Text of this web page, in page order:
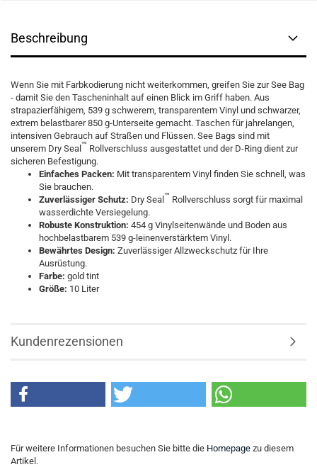
Beschreibung
Wenn Sie mit Farbkodierung nicht weiterkommen, greifen Sie zur See Bag
- damit Sie den Tascheninhalt auf einen Blick im Griff haben. Aus
strapazierfähigem, 539 g schwerem, transparentem Vinyl und schwarzer,
extrem belastbarer 850 g-Unterseite gemacht. Taschen für jahrelangen,
intensiven Gebrauch auf Straßen und Flüssen. See Bags sind mit
unserem Dry Seal ™ Rollverschluss ausgestattet und der D-Ring dient zur
sicheren Befestigung.
Einfaches Packen: Mit transparentem Vinyl finden Sie schnell, was
Sie brauchen.
Zuverlässiger Schutz: Dry Seal ™ Rollverschluss sorgt für maximal
wasserdichte Versiegelung.
Robuste Konstruktion: 454 g Vinylseitenwände und Boden aus
hochbelastbarem 539 g-leinenverstärktem Vinyl.
Bewährtes Design: Zuverlässiger Allzweckschutz für Ihre
Ausrüstung.
Farbe: gold tint
Größe: 10 Liter
Kundenrezensionen
Für weitere Informationen besuchen Sie bitte die Homepage zu diesem
Artikel.